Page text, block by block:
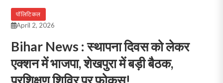
पॉलिटिकल
April 2, 2026
Bihar News : स्थापना दिवस को लेकर
एक्शन में भाजपा, शेखपुरा में बड़ी बैठक,